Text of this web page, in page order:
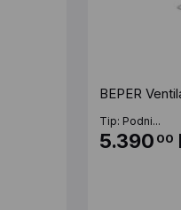
BEPER
Tip: Podni...
5.390 00